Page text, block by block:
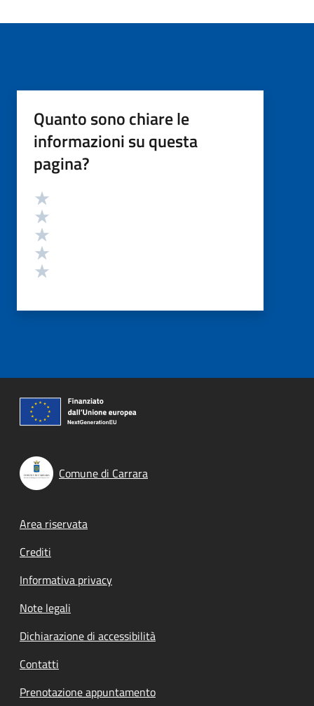
Quanto sono chiare le
informazioni su questa
pagina?
Valutazione
Comune di Carrara
Footer menu
Area riservata
Crediti
Informativa privacy
Note legali
Dichiarazione di accessibilità
Contatti
Prenotazione appuntamento